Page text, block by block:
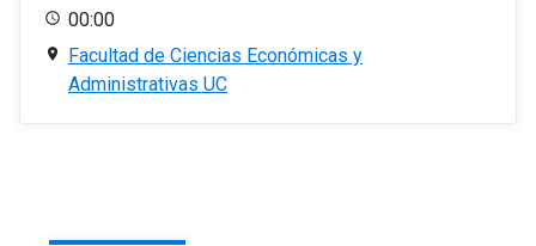
00:00
Facultad de Ciencias Económicas y
Administrativas UC